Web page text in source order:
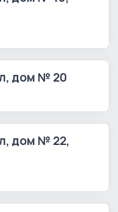
дом № 20
дом № 22,